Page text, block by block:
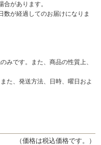
があります。
数が経過してのお届けになりま
みです。また、商品の性質上、
た、発送方法、日時、曜日およ
（価格は税込価格です。）